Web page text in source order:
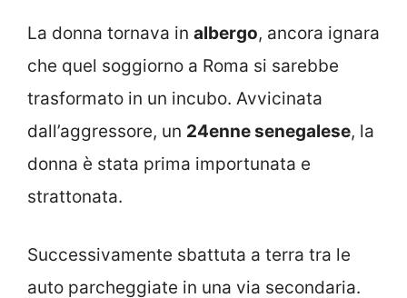
La donna tornava in albergo, ancora ignara
che quel soggiorno a Roma si sarebbe
trasformato in un incubo. Avvicinata
dall’aggressore, un 24enne senegalese, la
donna è stata prima importunata e
strattonata.
Successivamente sbattuta a terra tra le
auto parcheggiate in una via secondaria.